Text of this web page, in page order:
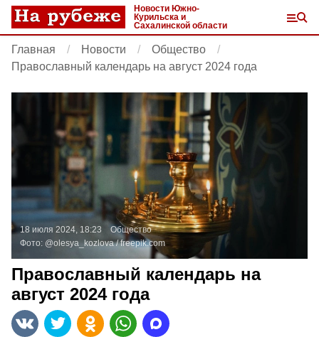
Новости Южно-
Курильска и
Сахалинской области
Главная Новости
Общество
Православный календарь на август 2024 года
18 июля 2024, 18:23
Общество
Фото: @olesya_kozlova /freepik.com
Православный календарь на
август 2024 года